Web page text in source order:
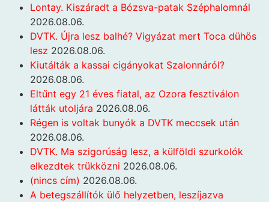
Lontay. Kiszáradt a Bózsva-patak Széphalomnál
2026.08.06.
DVTK. Újra lesz balhé? Vigyázat mert Toca dühös
lesz 2026.08.06.
Kiutálták a kassai cigányokat Szalonnáról?
2026.08.06.
Eltűnt egy 21 éves fiatal, az Ozora fesztiválon
látták utoljára 2026.08.06.
Régen is voltak bunyók a DVTK meccsek után
2026.08.06.
DVTK. Ma szigorúság lesz, a külföldi szurkolók
elkezdtek trükközni 2026.08.06.
(nincs cím) 2026.08.06.
A betegszállítók ülő helyzetben, leszíjazva